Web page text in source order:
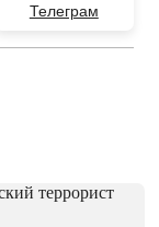
Телеграм